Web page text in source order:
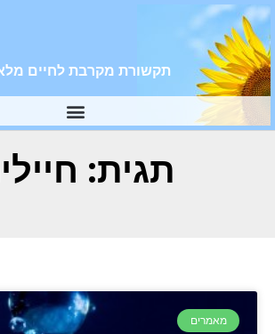
תקשורת מקרבת לחיים
תגית:
מאמרים